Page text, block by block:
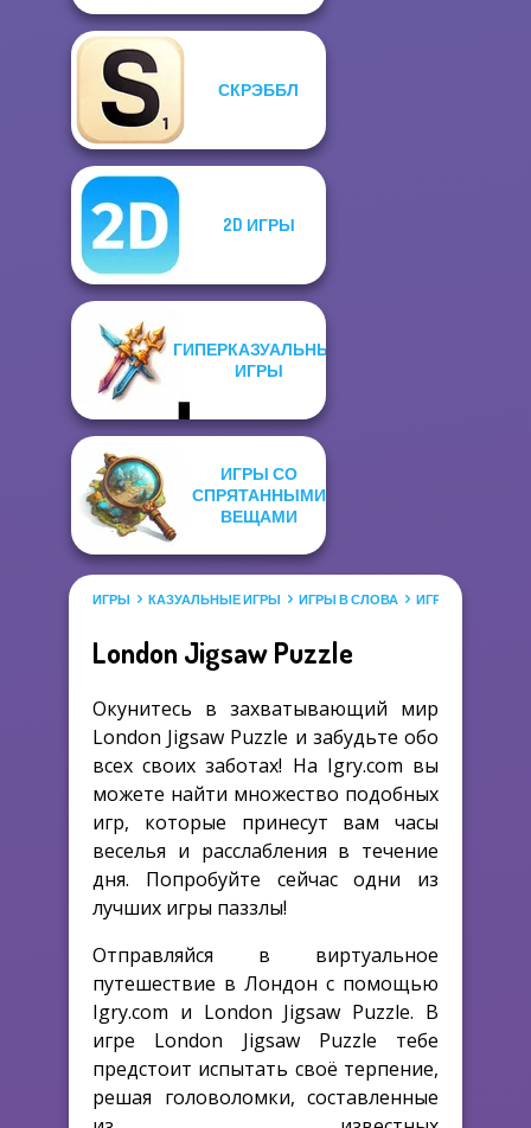
СКРЭББЛ
2D ИГРЫ
ГИПЕРКАЗУАЛЬНЫЕ
ИГРЫ
ИГРЫ СО
СПРЯТАННЫМИ
ВЕЩАМИ
ИГРЫ КАЗУАЛЬНЫЕ ИГРЫ ИГРЫ В СЛОВА ИГРЫ ПАЗЗЛЫ
London Jigsaw Puzzle
Окунитесь в захватывающий мир
London Jigsaw Puzzle и забудьте обо
всех своих заботах! На Igry.com вы
можете найти множество подобных
игр, которые принесут вам часы
веселья и расслабления в течение
дня. Попробуйте сейчас одни из
лучших игры паззлы!
Отправляйся в виртуальное
путешествие в Лондон с помощью
Igry.com и London Jigsaw Puzzle. В
игре London Jigsaw Puzzle тебе
предстоит испытать своё терпение,
решая головоломки, составленные